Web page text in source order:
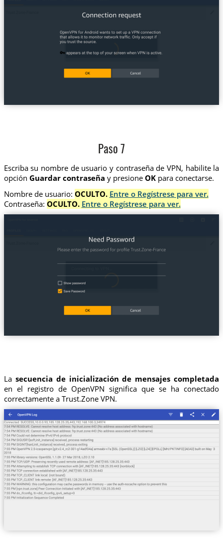
Paso 7
Escriba su nombre de usuario y contraseña de VPN, habilite la
opción Guardar contraseña y presione OKpara conectarse.
Nombre de usuario: OCULTO. Entre o Regístrese para ver.
Contraseña: OCULTO. Entre o Regístrese para ver.
La secuencia de inicialización de mensajes completada
en el registro de OpenVPN significa que se ha conectado
correctamente a Trust.Zone VPN.